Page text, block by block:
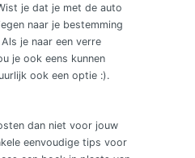
je dat je met de auto
naar je bestemming
Als je naar een verre
je ook eens kunnen
ook een optie :).
dan niet voor jouw
eenvoudige tips voor